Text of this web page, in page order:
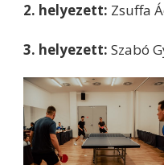
2. helyezett: Zsuffa
3. helyezett: Szabó